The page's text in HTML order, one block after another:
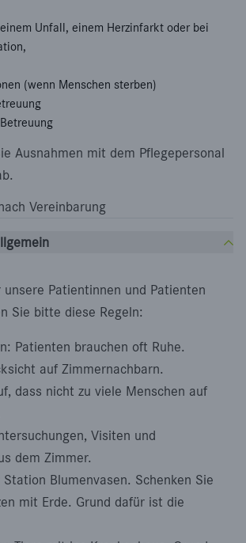
Unfall, einem Herzinfarkt oder bei
(wenn Menschen sterben)
Ausnahmen mit dem Pflegepersonal
Vereinbarung
unsere Patientinnen und Patienten
Sie bitte diese Regeln:
Patienten brauchen oft Ruhe.
auf Zimmernachbarn.
dass nicht zu viele Menschen auf
Visiten und
dem Zimmer.
Blumenvasen. Schenken Sie
mit Erde. Grund dafür ist die